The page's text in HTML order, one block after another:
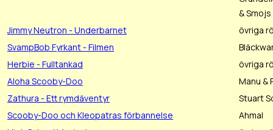
& Smojs
Jimmy Neutron - Underbarnet
övriga
SvampBob Fyrkant - Filmen
Herbie - Fulltankad
övriga
Aloha Scooby-Doo
Manu &
Zathura - Ett rymdäventyr
Stuart
Scooby-Doo och Kleopatras förbannelse
Ahmal